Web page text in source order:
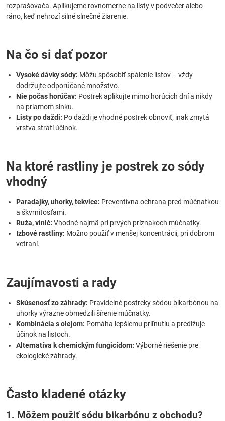
rozprašovača. Aplikujeme rovnomerne na listy v podvečer alebo
ráno, keď nehrozí silné slnečné žiarenie.
Na čo si dať pozor
Vysoké dávky sódy: Môžu spôsobiť spálenie listov – vždy
dodržujte odporúčané množstvo.
Nie počas horúčav: Postrek aplikujte mimo horúcich dní a nikdy
na priamom slnku.
Listy po daždi: Po daždi je vhodné postrek obnoviť, inak zmytá
vrstva stratí účinok.
Na ktoré rastliny je postrek zo sódy
vhodný
Paradajky, uhorky, tekvice: Preventívna ochrana pred múčnatkou
a škvrnitosťami.
Ruža, vinič: Vhodné najmä pri prvých príznakoch múčnatky.
Izbové rastliny: Možno použiť v menšej koncentrácii, pri dobrom
vetraní.
Zaujímavosti a rady
Skúsenosť zo záhrady: Pravidelné postreky sódou bikarbónou na
uhorky výrazne obmedzili šírenie múčnatky.
Kombinácia s olejom: Pomáha lepšiemu priľnutiu a predlžuje
účinok na listoch.
Alternatíva k chemickým fungicídom: Výborné riešenie pre
ekologické záhrady.
Často kladené otázky
1. Môžem použiť sódu bikarbónu z obchodu?